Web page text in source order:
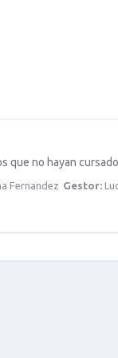
que no hayan
Fernandez Gestor: